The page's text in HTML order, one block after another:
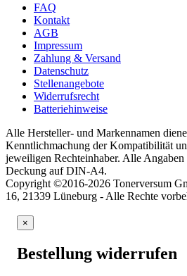
FAQ
Kontakt
AGB
Impressum
Zahlung & Versand
Datenschutz
Stellenangebote
Widerrufsrecht
Batteriehinweise
Alle Hersteller- und Markennamen
Kenntlichmachung der Kompatibilität
jeweiligen Rechteinhaber. Alle
Deckung auf DIN-A4.
Copyright ©2016-2026 Tonerversum
16, 21339 Lüneburg - Alle Rechte
×
Bestellung widerrufen